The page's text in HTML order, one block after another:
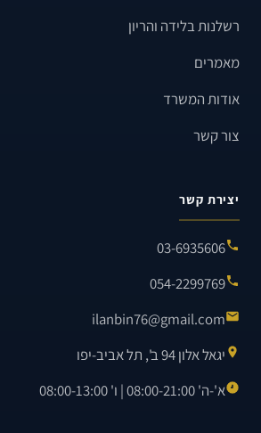
רשלנות בלידה והריון
מאמרים
אודות המשרד
צור קשר
יצירת קשר
03-6935606
054-2299769
ilanbin76@gmail.com
יגאל אלון 94 ב', תל אביב-יפו
א'-ה' 08:00-21:00 | ו' 08:00-13:00